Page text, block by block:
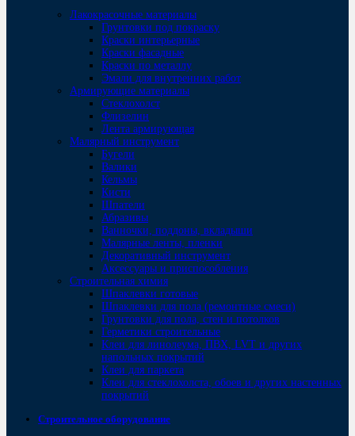
Лакокрасочные материалы
Грунтовки под покраску
Краски интерьерные
Краски фасадные
Краски по металлу
Эмали для внутренних работ
Армирующие материалы
Стеклохолст
Флизелин
Лента армирующая
Малярный инструмент
Бугели
Валики
Кельмы
Кисти
Шпатели
Абразивы
Ванночки, поддоны, вкладыши
Малярные ленты, пленки
Декоративный инструмент
Аксессуары и приспособления
Строительная химия
Шпаклевки готовые
Шпаклевки для пола (ремонтные смеси)
Грунтовки для пола, стен и потолков
Герметики строительные
Клеи для линолеума, ПВХ, LVT и других
напольных покрытий
Клеи для паркета
Клеи для стеклохолста, обоев и других настенных
покрытий
Строительное оборудование